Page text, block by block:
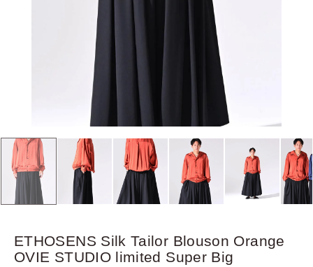
ETHOSENS Silk Tailor Blouson Orange
OVIE STUDIO limited Super Big